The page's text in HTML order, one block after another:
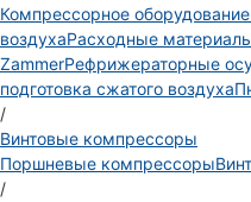
Компрессорное оборудование
воздухаРасходные
ZammerРефрижераторные
подготовка сжатого воздуха
/
Винтовые компрессоры
Поршневые компрессоры
/